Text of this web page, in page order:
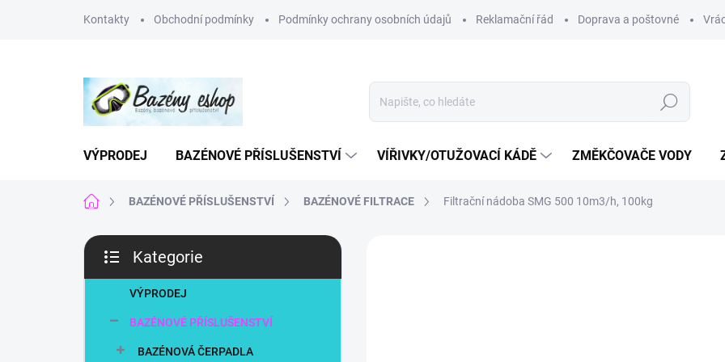
Kontakty Obchodní podmínky Podmínky ochrany osobních údajů Reklamační řád Doprava a poštovné
Hledat
VÝPRODEJ BAZÉNOVÉ PŘÍSLUŠENSTVÍ VÍŘIVKY/OTUŽOVACÍ KÁDĚ ZMĚKČOVAČE VODY
Domů BAZÉNOVÉ PŘÍSLUŠENSTVÍ BAZÉNOVÉ FILTRACE Filtrační nádoba SMG 500 10m3/h, 100kg
P
s
kategorie
Kategorie
VÝPRODEJ
BAZÉNOVÉ PŘÍSLUŠENSTVÍ
BAZÉNOVÁ ČERPADLA